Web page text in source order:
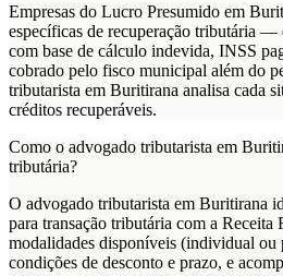
Empresas do Lucro Presumido em
específicas de recuperação tributária
com base de cálculo indevida, INSS
cobrado pelo fisco municipal além do
tributarista em Buritirana analisa cada
créditos recuperáveis.
Como o advogado tributarista em
tributária?
O advogado tributarista em Buritirana
para transação tributária com a Receita
modalidades disponíveis (individual ou
condições de desconto e prazo, e